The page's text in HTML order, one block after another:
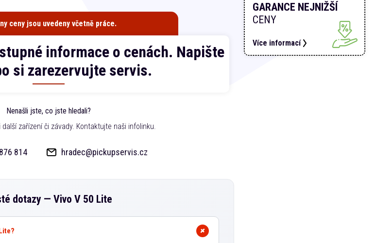
ceny jsou uvedeny včetně práce.
informace o cenách. Napište
si zarezervujte servis.
Nenašli jste, co jste hledali?
zařízení či závady. Kontaktujte naši infolinku.
814 hradec@pickupservis.cz
dotazy — Vivo V 50 Lite
GARANCE NEJNIŽŠÍ
CENY
Více informací